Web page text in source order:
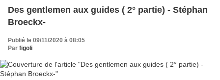
Des gentlemen aux guides ( 2° partie) - Stéphan
Broeckx-
Publié le 09/11/2020 à 08:05
Par figoli